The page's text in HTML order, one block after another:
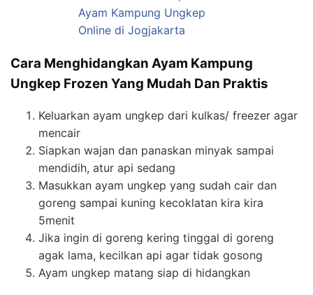
Cara Menghidangkan Ayam Kampung
Ungkep Frozen Yang Mudah Dan Praktis
Keluarkan ayam ungkep dari kulkas/ freezer agar
mencair
Siapkan wajan dan panaskan minyak sampai
mendidih, atur api sedang
Masukkan ayam ungkep yang sudah cair dan
goreng sampai kuning kecoklatan kira kira
5menit
Jika ingin di goreng kering tinggal di goreng
agak lama, kecilkan api agar tidak gosong
Ayam ungkep matang siap di hidangkan